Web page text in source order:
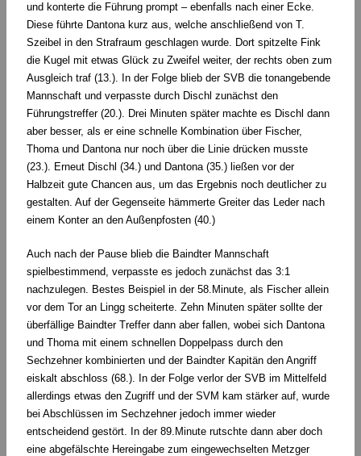
und konterte die Führung prompt – ebenfalls nach einer Ecke.
Diese führte Dantona kurz aus, welche anschließend von T.
Szeibel in den Strafraum geschlagen wurde. Dort spitzelte Fink
die Kugel mit etwas Glück zu Zweifel weiter, der rechts oben zum
Ausgleich traf (13.). In der Folge blieb der SVB die tonangebende
Mannschaft und verpasste durch Dischl zunächst den
Führungstreffer (20.). Drei Minuten später machte es Dischl dann
aber besser, als er eine schnelle Kombination über Fischer,
Thoma und Dantona nur noch über die Linie drücken musste
(23.). Erneut Dischl (34.) und Dantona (35.) ließen vor der
Halbzeit gute Chancen aus, um das Ergebnis noch deutlicher zu
gestalten. Auf der Gegenseite hämmerte Greiter das Leder nach
einem Konter an den Außenpfosten (40.)
Auch nach der Pause blieb die Baindter Mannschaft
spielbestimmend, verpasste es jedoch zunächst das 3:1
nachzulegen. Bestes Beispiel in der 58.Minute, als Fischer allein
vor dem Tor an Lingg scheiterte. Zehn Minuten später sollte der
überfällige Baindter Treffer dann aber fallen, wobei sich Dantona
und Thoma mit einem schnellen Doppelpass durch den
Sechzehner kombinierten und der Baindter Kapitän den Angriff
eiskalt abschloss (68.). In der Folge verlor der SVB im Mittelfeld
allerdings etwas den Zugriff und der SVM kam stärker auf, wurde
bei Abschlüssen im Sechzehner jedoch immer wieder
entscheidend gestört. In der 89.Minute rutschte dann aber doch
eine abgefälschte Hereingabe zum eingewechselten Metzger